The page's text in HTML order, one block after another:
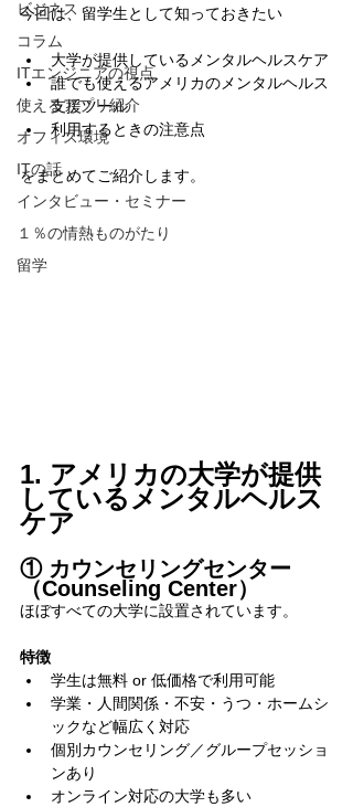
ビジネス
コラム
ITエンジニアの視点
使えるアプリ紹介
オフィス環境
ITの話
インタビュー・セミナー
１％の情熱ものがたり
留学
今回は、留学生として知っておきたい
大学が提供しているメンタルヘルスケア
誰でも使えるアメリカのメンタルヘルス
支援ツール
利用するときの注意点
をまとめてご紹介します。
1. アメリカの大学が提供
しているメンタルヘルス
ケア
① カウンセリングセンター
（Counseling Center）
ほぼすべての大学に設置されています。
特徴
学生は無料 or 低価格で利用可能
学業・人間関係・不安・うつ・ホームシ
ックなど幅広く対応
個別カウンセリング／グループセッショ
ンあり
オンライン対応の大学も多い